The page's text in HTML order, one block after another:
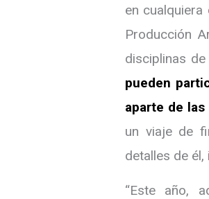
en
Producción
disciplinas
pueden
aparte de
un viaje de
detalles de
“Este año,